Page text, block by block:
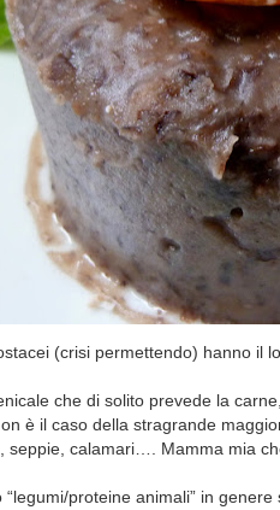
(crisi permettendo) hanno il
che di solito prevede la
è il caso della stragrande
seppie, calamari…. Mamma mia
“legumi/proteine animali” in